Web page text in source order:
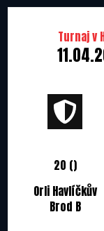
Turnaj v
20 ()
Orli Havlíčkův
Brod B